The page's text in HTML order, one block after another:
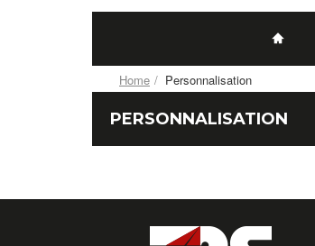
Home Personnalisation
PERSONNALISATION